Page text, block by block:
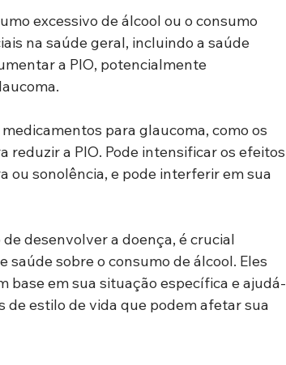
excessivo de álcool ou o consumo
na saúde geral, incluindo a saúde
a PIO, potencialmente
para glaucoma, como os
a PIO. Pode intensificar os efeitos
ou sonolência, e pode interferir em sua
desenvolver a doença, é crucial
sobre o consumo de álcool. Eles
base em sua situação específica e ajudá-
de estilo de vida que podem afetar sua